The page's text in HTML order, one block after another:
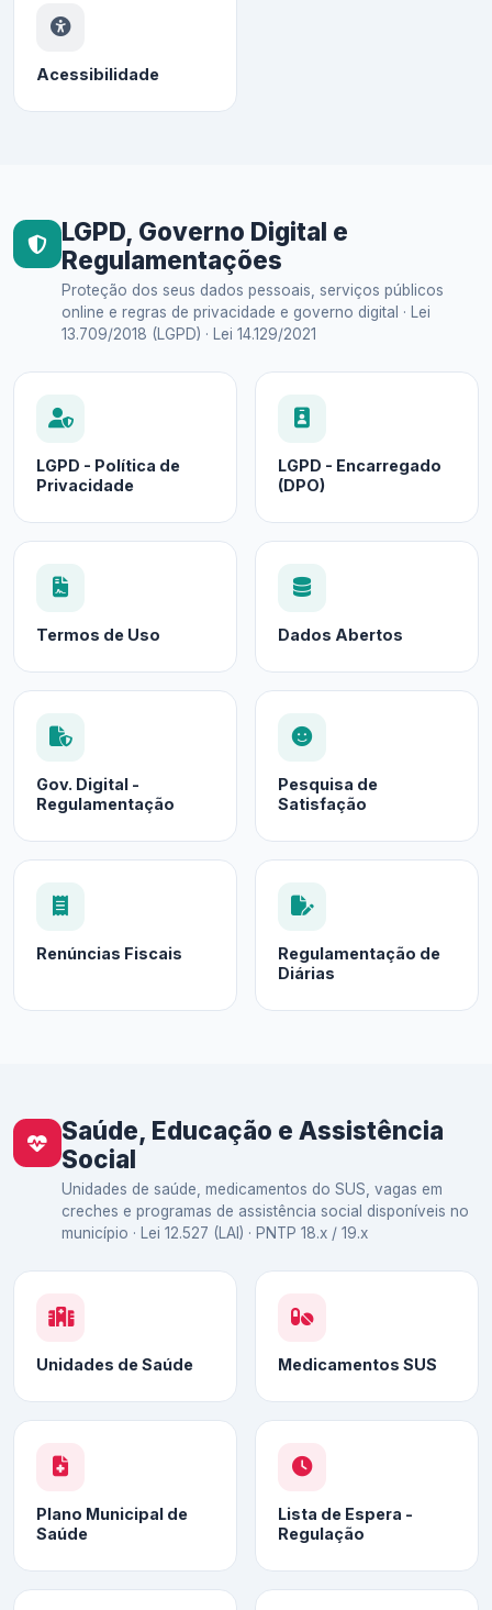
Acessibilidade
LGPD, Governo Digital e
Regulamentações
Proteção dos seus dados pessoais, serviços públicos
online e regras de privacidade e governo digital · Lei
13.709/2018 (LGPD) · Lei 14.129/2021
LGPD - Política de
Privacidade
LGPD - Encarregado
(DPO)
Termos de Uso Dados Abertos
Gov. Digital -
Regulamentação
Pesquisa de
Satisfação
Renúncias Fiscais
Regulamentação de
Diárias
Saúde, Educação e Assistência
Social
Unidades de saúde, medicamentos do SUS, vagas em
creches e programas de assistência social disponíveis no
município · Lei 12.527 (LAI) · PNTP 18.x / 19.x
Unidades de Saúde Medicamentos SUS
Plano Municipal de
Saúde
Lista de Espera -
Regulação